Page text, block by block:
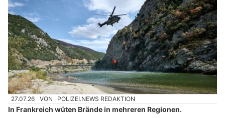
27.07.26 VON POLIZEI.NEWS REDAKTION
In Frankreich wüten Brände in mehreren Regionen.